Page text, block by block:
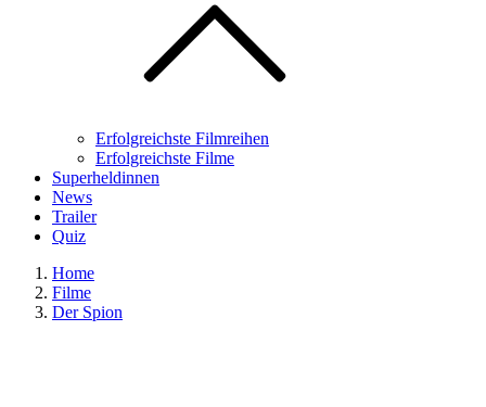
Erfolgreichste Filmreihen
Erfolgreichste Filme
Superheldinnen
News
Trailer
Quiz
Home
Filme
Der Spion